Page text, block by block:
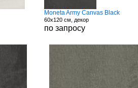
Moneta Army Canvas Black
60x120 см, декор
по запросу